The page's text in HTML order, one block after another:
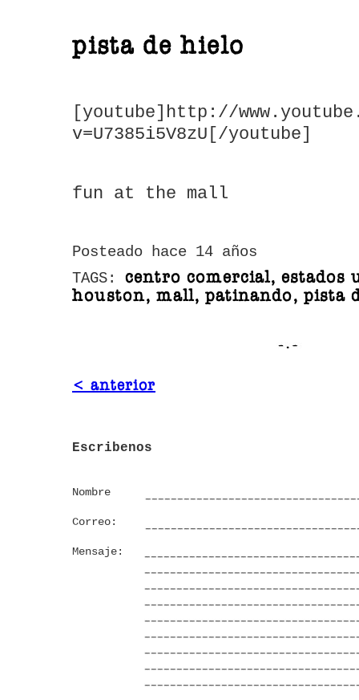
pista de hielo
[youtube]http://
v=U7385i5V8zU[/youtube]
fun at the mall
Posteado hace 14 años
TAGS: centro comercial, estados
houston, mall, patinando, pista
< anterior
Escribenos
Nombre
Correo:
Mensaje: